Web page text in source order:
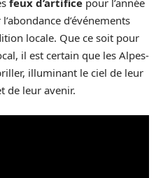
feux d’artifice pour l’année
d’événements
locale. Que ce soit pour
il est certain que les Alpes-
illuminant le ciel de leur
de leur avenir.